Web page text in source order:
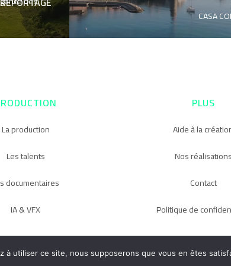
CASA
La production
Les talents
documentaires
IA & VFX
PLUS
Aide à la
Nos réalisations
Contact
Politique de
à utiliser ce site, nous supposerons que vous en êtes